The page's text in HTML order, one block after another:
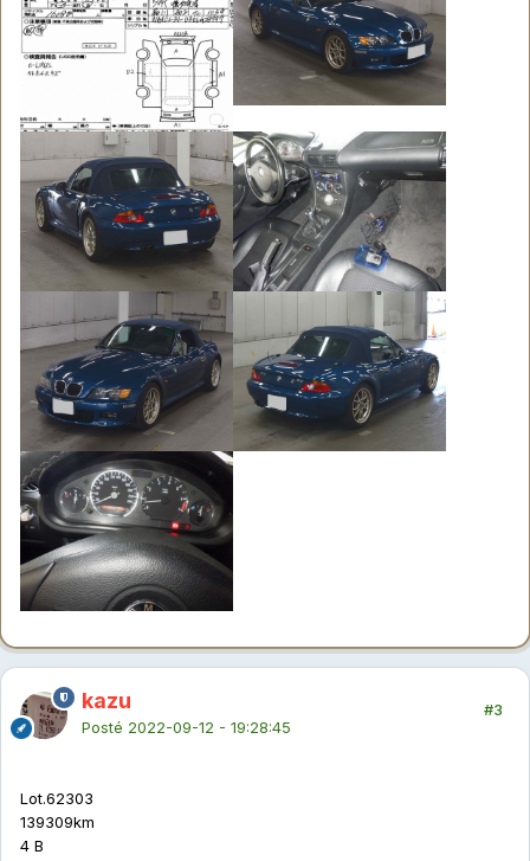
kazu
Posté 2022-09-12 - 19:28:45
#3
Lot.62303
139309km
4 B